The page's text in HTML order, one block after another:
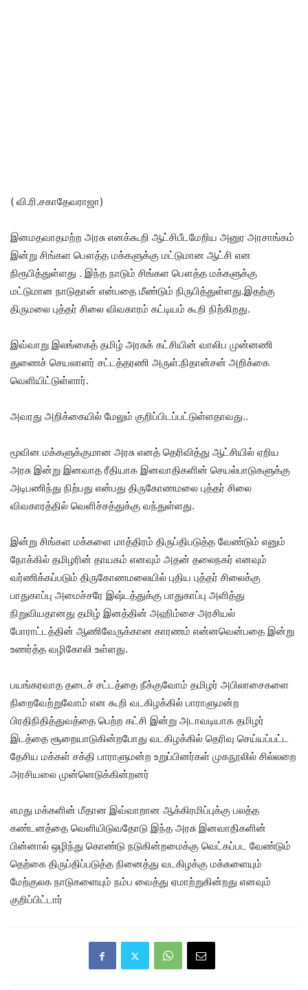
( வி.ரி.சகாதேவராஜா)
இனமதவாதமற்ற அரசு எனக்கூறி ஆட்சிபீடமேறிய அனுர அரசாங்கம்
இன்று சிங்கள பௌத்த மக்களுக்கு மட்டுமான ஆட்சி என
நிரூபித்துள்ளது . இந்த நாடும் சிங்கள பௌத்த மக்களுக்கு
மட்டுமான நாடுதான் என்பதை மீண்டும் நிருபித்துள்ளது.இதற்கு
திருமலை புத்தர் சிலை விவகாரம் கட்டியம் கூறி நிற்கிறது.
இவ்வாறு இலங்கைத் தமிழ் அரசுக் கட்சியின் வாலிப முன்னணி
துணைச் செயலாளர் சட்டத்தரணி அருள்.நிதான்சன் அறிக்கை
வெளியிட்டுள்ளார்.
அவரது அறிக்கையில் மேலும் குறிப்பிடப்பட்டுள்ளதாவது..
மூவின மக்களுக்குமான அரசு எனத் தெரிவித்து ஆட்சியில் ஏறிய
அரசு இன்று இனவாத ரீதியாக இனவாதிகளின் செயல்பாடுகளுக்கு
அடிபணிந்து நிற்பது என்பது திருகோணமலை புத்தர் சிலை
விவகாரத்தில் வெளிச்சத்துக்கு வந்துள்ளது.
இன்று சிங்கள மக்களை மாத்திரம் திருப்திபடுத்த வேண்டும் எனும்
நோக்கில் தமிழரின் தாயகம் எனவும் அதன் தலைநகர் எனவும்
வர்ணிக்கப்படும் திருகோணமலையில் புதிய புத்தர் சிலைக்கு
பாதுகாப்பு அமைச்சரே இஷ்டத்துக்கு பாதுகாப்பு அளித்து
நிறுவியதானது தமிழ் இனத்தின் அஹிம்சை அரசியல்
போராட்டத்தின் ஆணிவேருக்கான காரணம் என்னவென்பதை இன்று
உணர்த்த வழிகோலி உள்ளது.
பயங்கரவாத தடைச் சட்டத்தை நீக்குவோம் தமிழர் அபிலாசைகளை
நிறைவேற்றுவோம் என கூறி வடகிழக்கில் பாராளுமன்ற
பிரதிநிதித்துவத்தை பெற்ற கட்சி இன்று அடாவடியாக தமிழர்
இடத்தை சூறையாடுகின்றபோது வடகிழக்கில் தெரிவு செய்யப்பட்ட
தேசிய மக்கள் சக்தி பாராளுமன்ற உறுப்பினர்கள் முகநூலில் சில்லறை
அரசியலை முன்னெடுக்கின்றனர்
எமது மக்களின் மீதான இவ்வாறான ஆக்கிரமிப்புக்கு பலத்த
கண்டனத்தை வெளியிடுவதோடு இந்த அரசு இனவாதிகளின்
பின்னால் ஒழிந்து கொண்டு நடுகின்றமைக்கு வெட்கப்பட வேண்டும்
தெற்கை திருப்திப்படுத்த நினைத்து வடகிழக்கு மக்களையும்
மேற்குலக நாடுகளையும் நம்ப வைத்து ஏமாற்றுகின்றது எனவும்
குறிப்பிட்டார்